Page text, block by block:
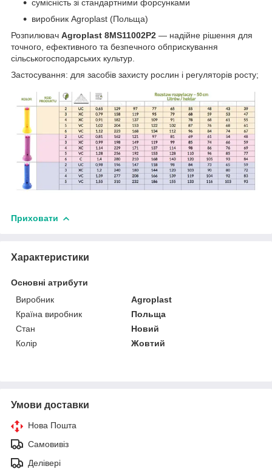
сумісність зі стандартними форсунками
виробник Agroplast (Польща)
Розпилювач Agroplast 8MS11002P2 — надійне рішення для
точного, ефективного та безпечного обприскування
сільськогосподарських культур.
Застосування: для засобів захисту рослин і регуляторів росту;
Приховати
Характеристики
Основні атрибути
Виробник
Agroplast
Країна виробник
Польща
Стан
Новий
Колір
Жовтий
Умови доставки
Нова Пошта
Самовивіз
Делівері